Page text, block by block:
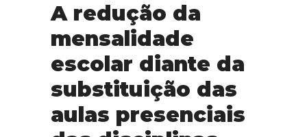
A redução da
mensalidade
escolar diante da
substituição das
aulas presenciais